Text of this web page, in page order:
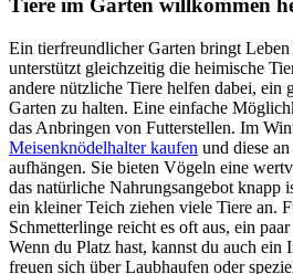
Tiere im Garten willkommen
Ein tierfreundlicher Garten bringt
unterstützt gleichzeitig die heimische
andere nützliche Tiere helfen dabei, ein
Garten zu halten. Eine einfache
das Anbringen von Futterstellen. Im
Meisenknödelhalter kaufen und diese
aufhängen. Sie bieten Vögeln eine
das natürliche Nahrungsangebot knapp
ein kleiner Teich ziehen viele Tiere an.
Schmetterlinge reicht es oft aus, ein
Wenn du Platz hast, kannst du auch ein
freuen sich über Laubhaufen oder